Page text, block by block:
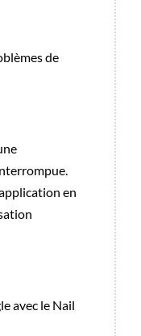
de
en
avec le Nail